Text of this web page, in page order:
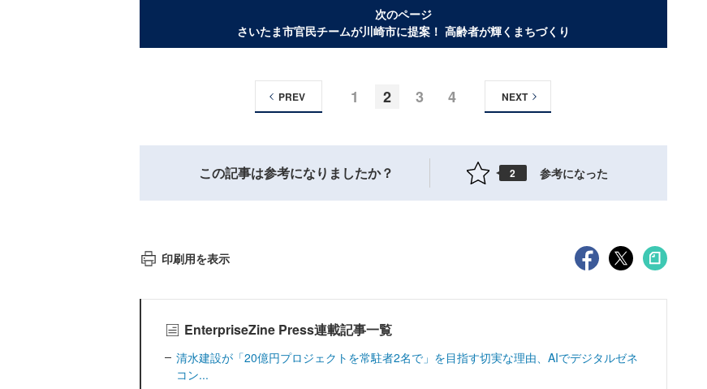
次のページ
さいたま市官民チームが川崎市に提案！ 高齢者が輝くまちづくり
1 2 3 4
PREV NEXT
この記事は参考になりましたか？ 2 参考になった
印刷用を表示
EnterpriseZine Press連載記事一覧
清水建設が「20億円プロジェクトを常駐者2名で」を目指す切実な理由、AIでデジタルゼネ
コン...